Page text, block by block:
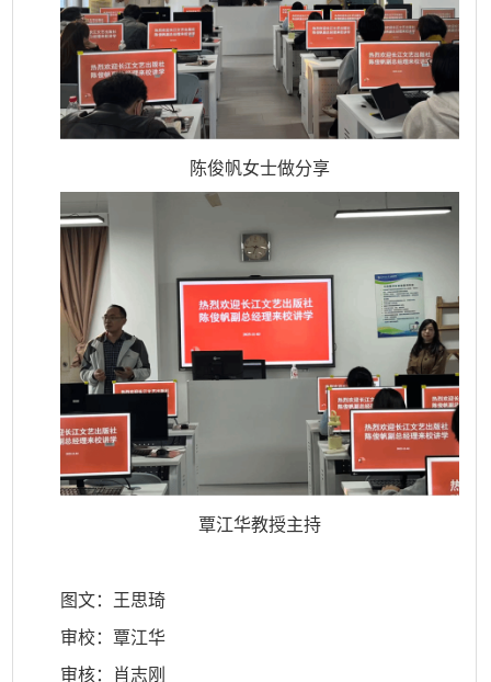
陈俊帆女士做分享
覃江华教授主持
图文：王思琦
审校：覃江华
审核：肖志刚